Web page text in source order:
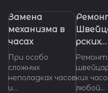
Замена
механизма в
часах
При особо
сложных
неполадках часов
и
рских
часов
Ремонт
ких
любой